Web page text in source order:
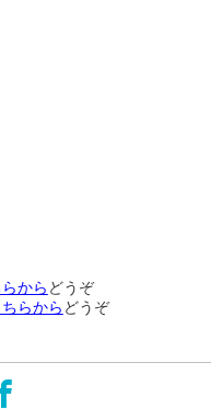
から どうぞ
ちらから どうぞ